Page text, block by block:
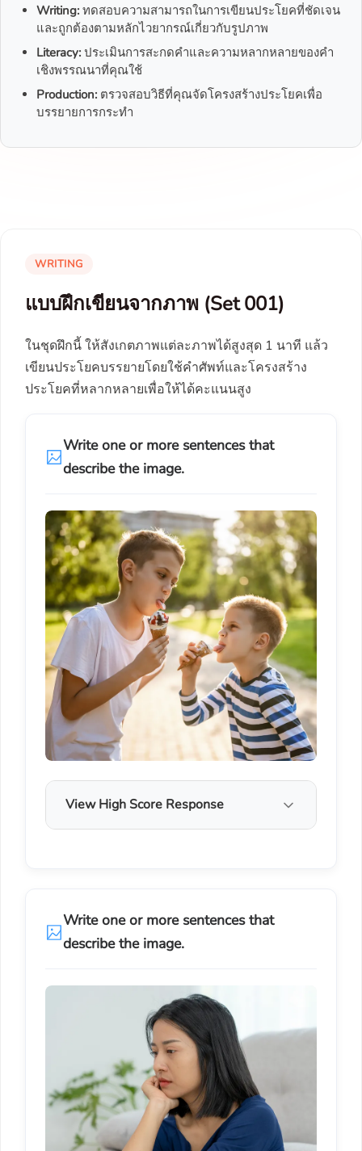
Writing: ทดสอบความสามารถในการเขียนประโยคที่ชัดเจน
และถูกต้องตามหลักไวยากรณ์เกี่ยวกับรูปภาพ
Literacy: ประเมินการสะกดคำและความหลากหลายของคำ
เชิงพรรณนาที่คุณใช้
Production: ตรวจสอบวิธีที่คุณจัดโครงสร้างประโยคเพื่อ
บรรยายการกระทำ
WRITING
แบบฝึกเขียนจากภาพ (Set 001)
ในชุดฝึกนี้ ให้สังเกตภาพแต่ละภาพได้สูงสุด 1 นาที แล้ว
เขียนประโยคบรรยายโดยใช้คำศัพท์และโครงสร้าง
ประโยคที่หลากหลายเพื่อให้ได้คะแนนสูง
Write one or more sentences that
describe the image.
View High Score Response
Write one or more sentences that
describe the image.